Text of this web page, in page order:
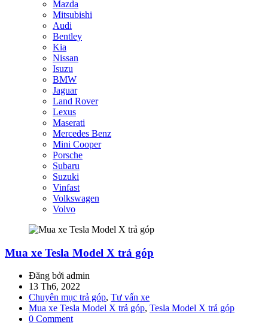
Mazda
Mitsubishi
Audi
Bentley
Kia
Nissan
Isuzu
BMW
Jaguar
Land Rover
Lexus
Maserati
Mercedes Benz
Mini Cooper
Porsche
Subaru
Suzuki
Vinfast
Volkswagen
Volvo
Mua xe Tesla Model X trả góp
Đăng bởi admin
13 Th6, 2022
Chuyên mục trả góp, Tư vấn xe
Mua xe Tesla Model X trả góp, Tesla Model X trả góp
0 Comment